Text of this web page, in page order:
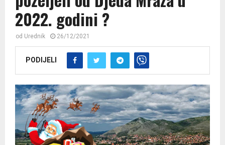
2022. godini ?
od Urednik 26/12/2021
PODIJELI